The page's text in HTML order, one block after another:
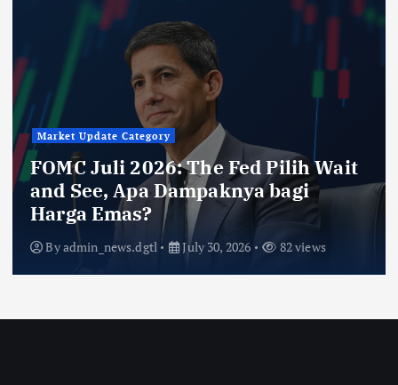
Market Update Category
FOMC Juli 2026: The Fed Pilih Wait
and See, Apa Dampaknya bagi
Harga Emas?
Byadmin_news.dgtl July 30, 2026 82 views